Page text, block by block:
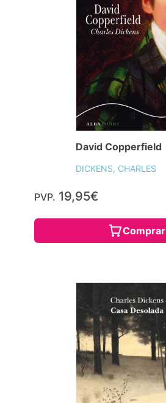
David Copperfield
DICKENS, CHARLES
PVP. 19,95€
Comprar